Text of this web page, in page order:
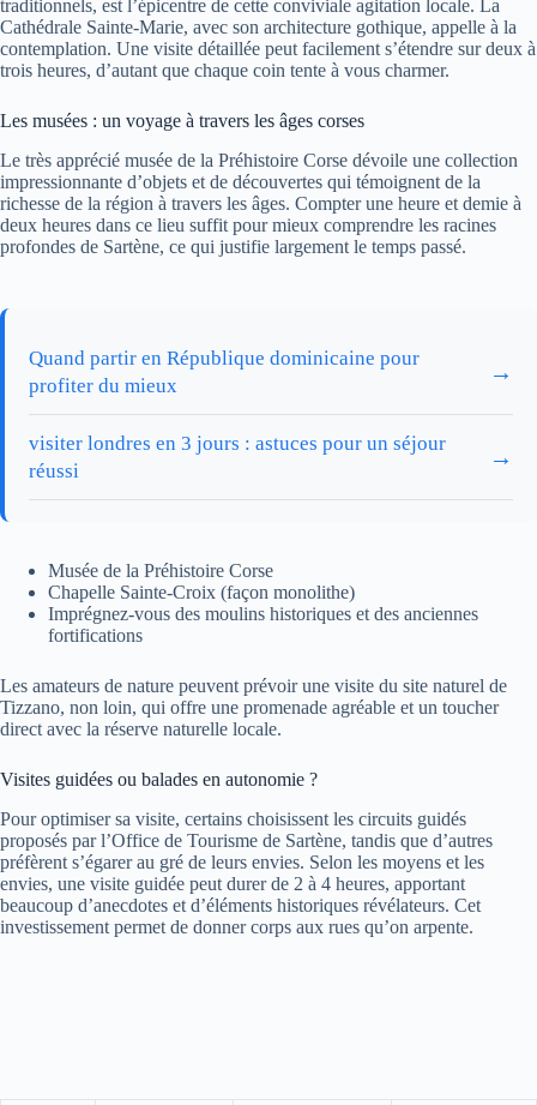
traditionnels, est l’épicentre de cette conviviale agitation locale. La
Cathédrale Sainte-Marie, avec son architecture gothique, appelle à la
contemplation. Une visite détaillée peut facilement s’étendre sur deux à
trois heures, d’autant que chaque coin tente à vous charmer.
Les musées : un voyage à travers les âges corses
Le très apprécié musée de la Préhistoire Corse dévoile une collection
impressionnante d’objets et de découvertes qui témoignent de la
richesse de la région à travers les âges. Compter une heure et demie à
deux heures dans ce lieu suffit pour mieux comprendre les racines
profondes de Sartène, ce qui justifie largement le temps passé.
Quand partir en République dominicaine pour
profiter du mieux
→
visiter londres en 3 jours : astuces pour un séjour
réussi
→
Musée de la Préhistoire Corse
Chapelle Sainte-Croix (façon monolithe)
Imprégnez-vous des moulins historiques et des anciennes
fortifications
Les amateurs de nature peuvent prévoir une visite du site naturel de
Tizzano, non loin, qui offre une promenade agréable et un toucher
direct avec la réserve naturelle locale.
Visites guidées ou balades en autonomie ?
Pour optimiser sa visite, certains choisissent les circuits guidés
proposés par l’Office de Tourisme de Sartène, tandis que d’autres
préfèrent s’égarer au gré de leurs envies. Selon les moyens et les
envies, une visite guidée peut durer de 2 à 4 heures, apportant
beaucoup d’anecdotes et d’éléments historiques révélateurs. Cet
investissement permet de donner corps aux rues qu’on arpente.